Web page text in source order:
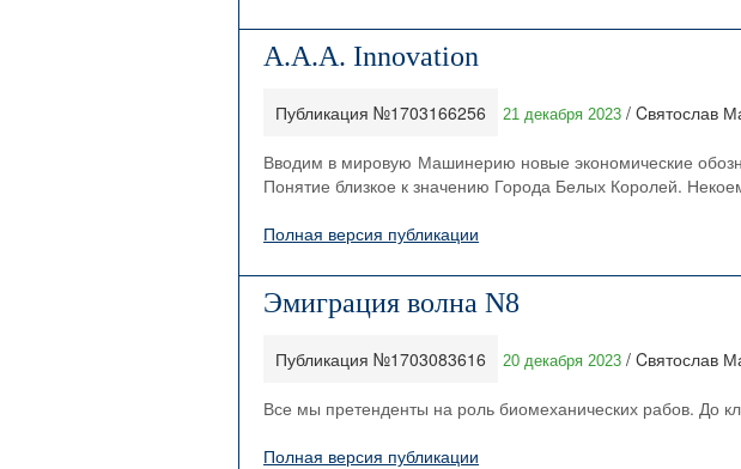
A.A.A. Innovation
Публикация №1703166256 21 декабря 2023 / Cвятослав
Вводим в мировую Машинерию новые экономические
Понятие близкое к значению Города Белых Королей.
Полная версия публикации
Эмиграция волна N8
Публикация №1703083616 20 декабря 2023 / Cвятослав
Все мы претенденты на роль биомеханических рабов. До
Полная версия публикации